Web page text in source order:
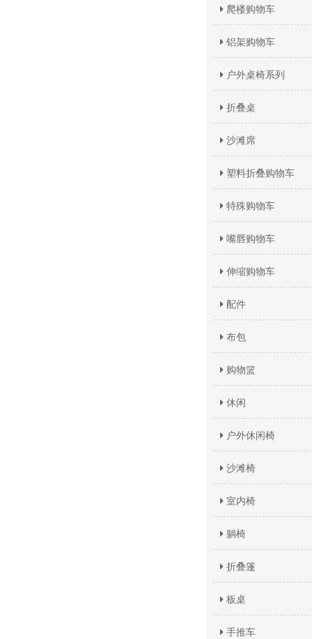
爬楼购物车
铝架购物车
户外桌椅系列
折叠桌
沙滩席
塑料折叠购物车
特殊购物车
嘴唇购物车
伸缩购物车
配件
布包
购物篮
休闲
户外休闲椅
沙滩椅
室内椅
躺椅
折叠篷
板桌
手推车